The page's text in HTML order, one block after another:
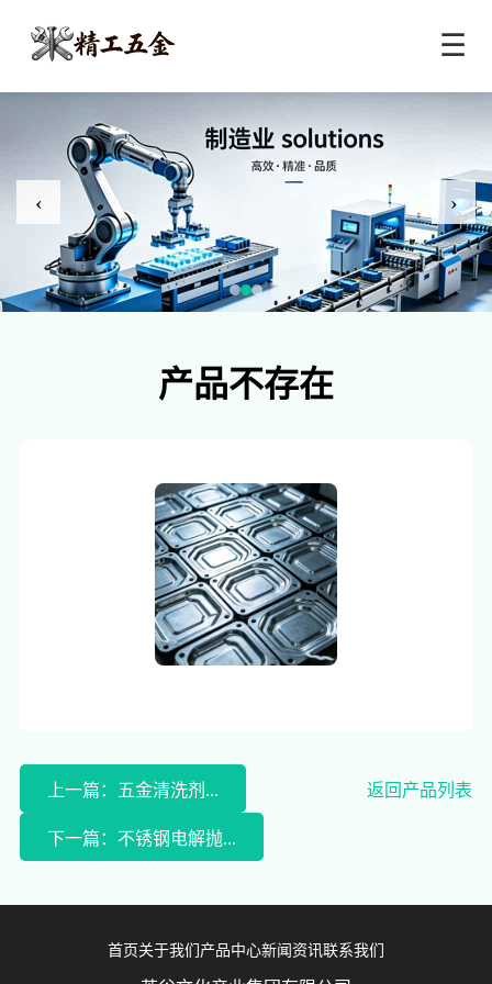
☰
‹ ›
产品不存在
上一篇：五金清洗剂... 返回产品列表
下一篇：不锈钢电解抛...
首页 关于我们 产品中心新闻资讯联系我们